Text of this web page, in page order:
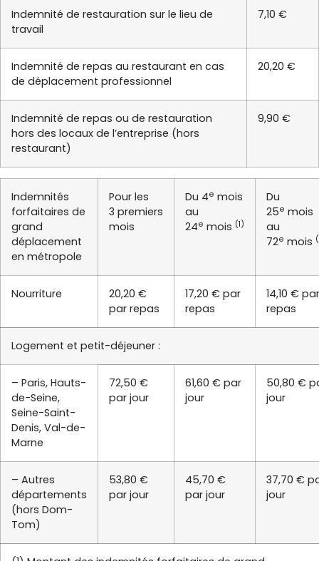
Indemnité de restauration sur le lieu de
travail
7,10 €
Indemnité de repas au restaurant en cas
de déplacement professionnel
20,20 €
Indemnité de repas ou de restauration
hors des locaux de l’entreprise (hors
restaurant)
9,90 €
Indemnités
forfaitaires de
grand
déplacement
en métropole
Pour les
3 premiers
mois
Du 4e mois
au
24e mois (1)
Du
25e mois
au
72e mois
Nourriture
20,20 €
par repas
17,20 € par
repas
14,10 € par
repas
Logement et petit-déjeuner :
– Paris, Hauts-
de-Seine,
Seine-Saint-
Denis, Val-de-
Marne
72,50 €
par jour
61,60 € par
jour
50,80 €
jour
– Autres
départements
(hors Dom-
Tom)
53,80 €
par jour
45,70 €
par jour
37,70 €
jour